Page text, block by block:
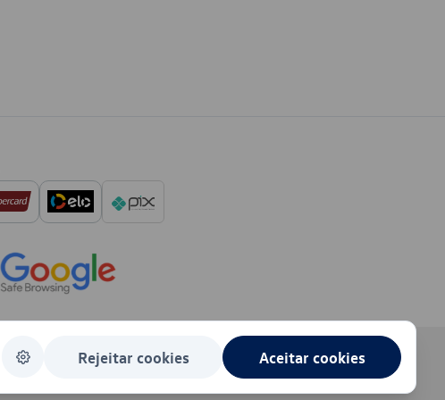
Rejeitar cookies Aceitar cookies